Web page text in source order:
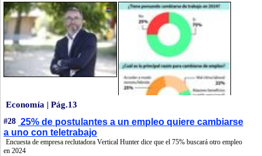
Economía | Pág.13
#28 25% de postulantes a un empleo quiere cambiarse
a uno con teletrabajo
Encuesta de empresa reclutadora Vertical Hunter dice que el 75% buscará otro empleo
en 2024